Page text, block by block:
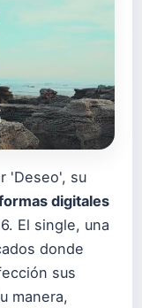
'Deseo', su
digitales
El single, una
donde
sus
manera,